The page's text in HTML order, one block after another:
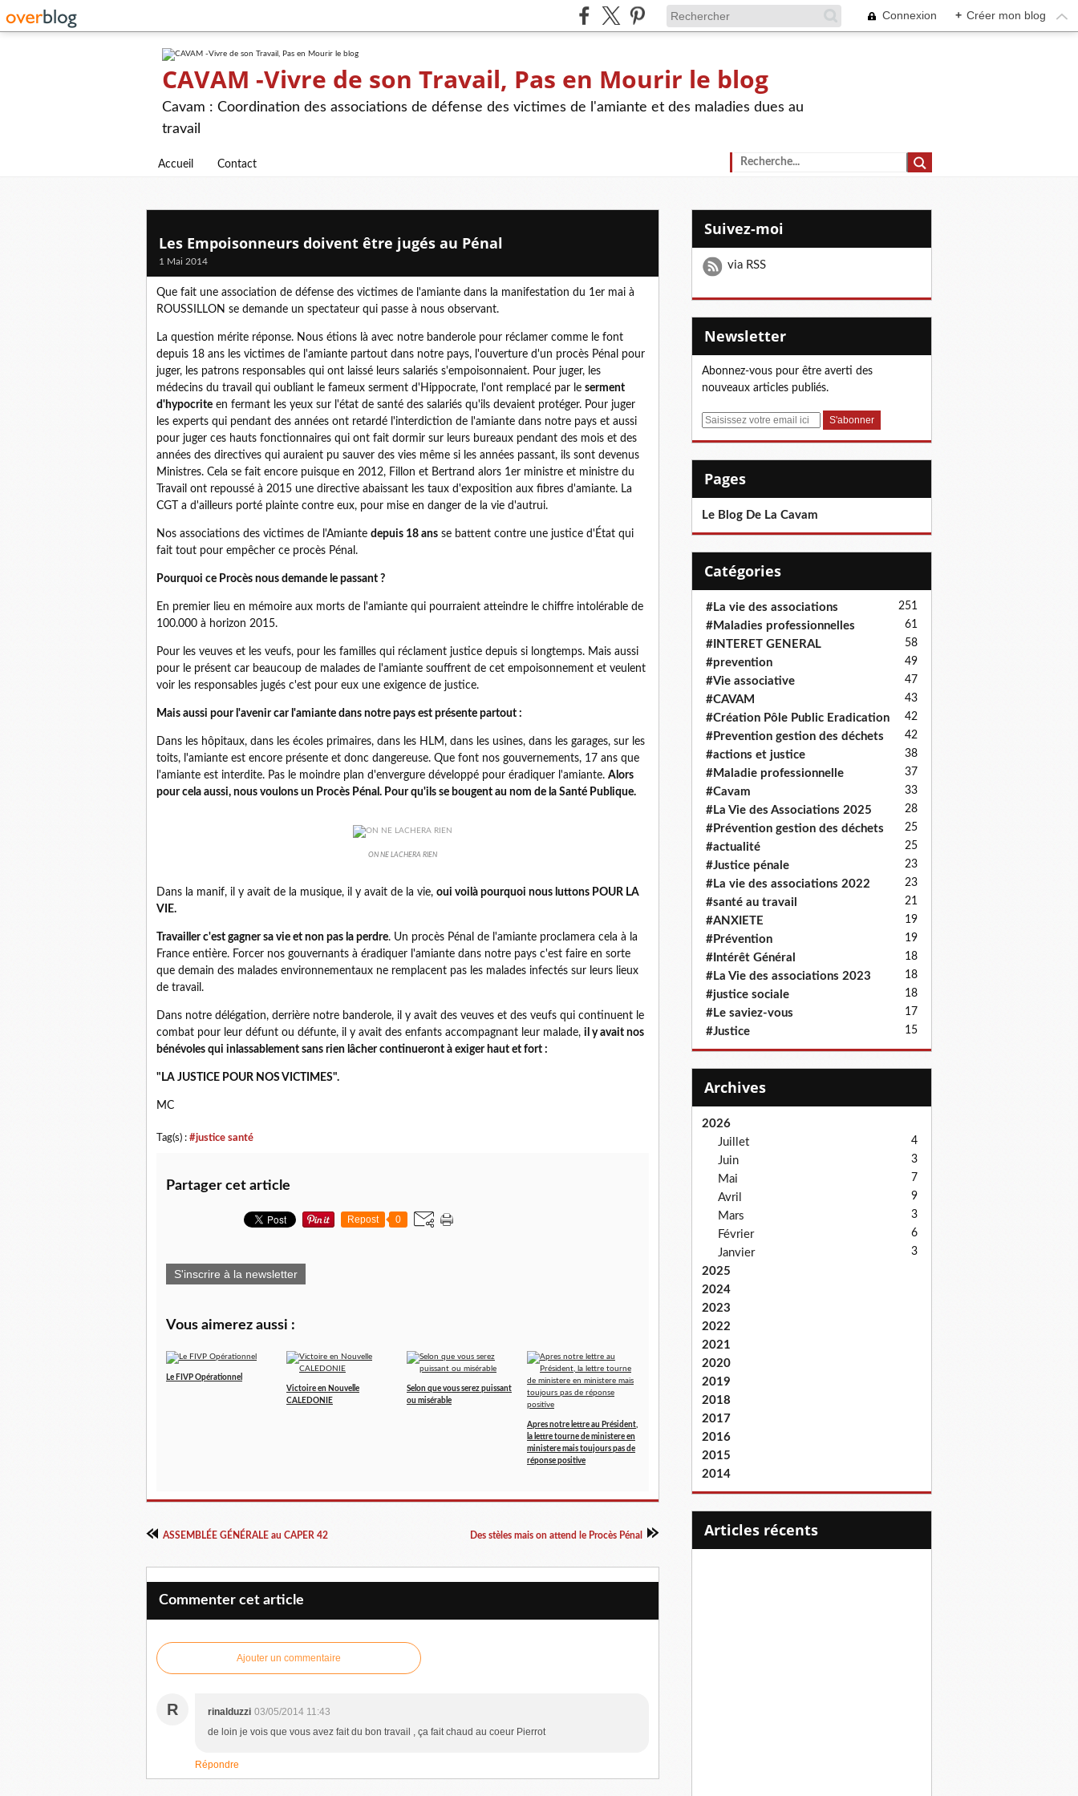
Connexion + Créer mon blog
CAVAM -Vivre de son Travail, Pas en Mourir le blog
Cavam : Coordination des associations de défense des victimes de l'amiante et des maladies dues au
travail
Accueil Contact
Les Empoisonneurs doivent être jugés au Pénal
1 Mai 2014
Que fait une association de défense des victimes de l'amiante dans la manifestation du 1er mai à
ROUSSILLON se demande un spectateur qui passe à nous observant.
La question mérite réponse. Nous étions là avec notre banderole pour réclamer comme le font
depuis 18 ans les victimes de l'amiante partout dans notre pays, l'ouverture d'un procès Pénal pour
juger, les patrons responsables qui ont laissé leurs salariés s'empoisonnaient. Pour juger, les
médecins du travail qui oubliant le fameux serment d'Hippocrate, l'ont remplacé par le serment
d'hypocrite en fermant les yeux sur l'état de santé des salariés qu'ils devaient protéger. Pour juger
les experts qui pendant des années ont retardé l'interdiction de l'amiante dans notre pays et aussi
pour juger ces hauts fonctionnaires qui ont fait dormir sur leurs bureaux pendant des mois et des
années des directives qui auraient pu sauver des vies même si les années passant, ils sont devenus
Ministres. Cela se fait encore puisque en 2012, Fillon et Bertrand alors 1er ministre et ministre du
Travail ont repoussé à 2015 une directive abaissant les taux d'exposition aux fibres d'amiante. La
CGT a d'ailleurs porté plainte contre eux, pour mise en danger de la vie d'autrui.
Nos associations des victimes de l'Amiante depuis 18 ans se battent contre une justice d'État qui
fait tout pour empêcher ce procès Pénal.
Pourquoi ce Procès nous demande le passant ?
En premier lieu en mémoire aux morts de l'amiante qui pourraient atteindre le chiffre intolérable de
100.000 à horizon 2015.
Pour les veuves et les veufs, pour les familles qui réclament justice depuis si longtemps. Mais aussi
pour le présent car beaucoup de malades de l'amiante souffrent de cet empoisonnement et veulent
voir les responsables jugés c'est pour eux une exigence de justice.
Mais aussi pour l'avenir car l'amiante dans notre pays est présente partout :
Dans les hôpitaux, dans les écoles primaires, dans les HLM, dans les usines, dans les garages, sur les
toits, l'amiante est encore présente et donc dangereuse. Que font nos gouvernements, 17 ans que
l'amiante est interdite. Pas le moindre plan d'envergure développé pour éradiquer l'amiante. Alors
pour cela aussi, nous voulons un Procès Pénal. Pour qu'ils se bougent au nom de la Santé Publique.
ON NE LACHERA RIEN
Dans la manif, il y avait de la musique, il y avait de la vie, oui voilà pourquoi nous luttons POUR LA
VIE.
Travailler c'est gagner sa vie et non pas la perdre. Un procès Pénal de l'amiante proclamera cela à la
France entière. Forcer nos gouvernants à éradiquer l'amiante dans notre pays c'est faire en sorte
que demain des malades environnementaux ne remplacent pas les malades infectés sur leurs lieux
de travail.
Dans notre délégation, derrière notre banderole, il y avait des veuves et des veufs qui continuent le
combat pour leur défunt ou défunte, il y avait des enfants accompagnant leur malade, il y avait nos
bénévoles qui inlassablement sans rien lâcher continueront à exiger haut et fort :
"LA JUSTICE POUR NOS VICTIMES".
MC
Tag(s) : #justice santé
Partager cet article
Repost 0
S'inscrire à la newsletter
Vous aimerez aussi :
Le FIVP Opérationnel
Victoire en Nouvelle
CALEDONIE
Selon que vous serez puissant
ou misérable
Apres notre lettre au Président,
la lettre tourne de ministere en
ministere mais toujours pas de
réponse positive
ASSEMBLÉE GÉNÉRALE au CAPER 42 Des stèles mais on attend le Procès Pénal
Commenter cet article
Ajouter un commentaire
R rinalduzzi 03/05/2014 11:43
de loin je vois que vous avez fait du bon travail , ça fait chaud au coeur Pierrot
Répondre
Suivez-moi
via RSS
Newsletter
Abonnez-vous pour être averti des
nouveaux articles publiés.
E
Pages
Le Blog De La Cavam
Catégories
#La vie des associations 251
#Maladies professionnelles 61
#INTERET GENERAL 58
#prevention 49
#Vie associative 47
#CAVAM 43
#Création Pôle Public Eradication 42
#Prevention gestion des déchets 42
#actions et justice 38
#Maladie professionnelle 37
#Cavam 33
#La Vie des Associations 2025 28
#Prévention gestion des déchets 25
#actualité 25
#Justice pénale 23
#La vie des associations 2022 23
#santé au travail 21
#ANXIETE 19
#Prévention 19
#Intérêt Général 18
#La Vie des associations 2023 18
#justice sociale 18
#Le saviez-vous 17
#Justice 15
Archives
2026
Juillet
4
Juin 3
Mai 7
Avril 9
Mars 3
Février 6
Janvier 3
2025
2024
2023
2022
2021
2020
2019
2018
2017
2016
2015
2014
articles récents